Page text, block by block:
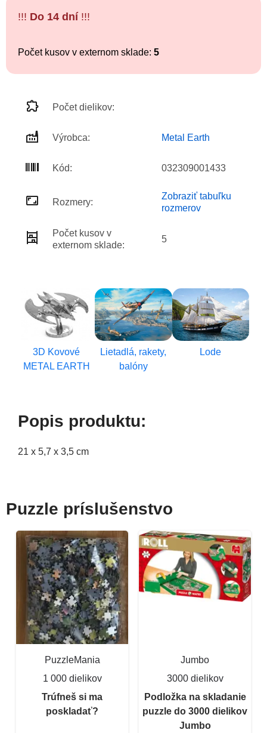
!!! Do 14 dní!!!
Počet kusov v externom sklade: 5
Počet dielikov:
Výrobca: Metal Earth
Kód: 032309001433
Rozmery:
Zobraziť tabuľku
rozmerov
Počet kusov v
externom sklade:
5
3D Kovové
METAL EARTH
Lietadlá, rakety,
balóny
Lode
Popis produktu:
21 x 5,7 x 3,5 cm
Puzzle príslušenstvo
PuzzleMania
1 000 dielikov
Trúfneš si ma
poskladať?
Jumbo
3000 dielikov
Podložka na skladanie
puzzle do 3000 dielikov
Jumbo